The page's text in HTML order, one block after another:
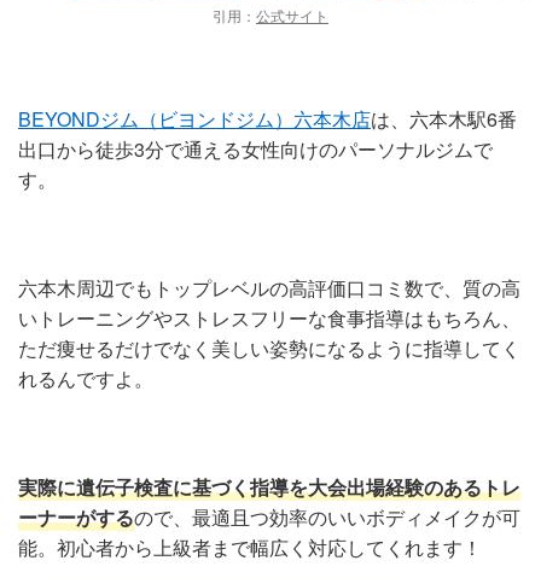
引用： 公式サイト
BEYONDジム（ビヨンドジム）六本木店は、六本木駅6番
出口から徒歩3分で通える女性向けのパーソナルジムで
す。
六本木周辺でもトップレベルの高評価口コミ数で、質の高
いトレーニングやストレスフリーな食事指導はもちろん、
ただ痩せるだけでなく美しい姿勢になるように指導してく
れるんですよ。
実際に遺伝子検査に基づく指導を大会出場経験のあるトレ
ーナーがするので、最適且つ効率のいいボディメイクが可
能。初心者から上級者まで幅広く対応してくれます！